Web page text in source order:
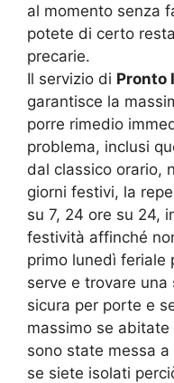
al momento senza
potete di certo
precarie.
Il servizio di Pronto
garantisce la
porre rimedio
problema, inclusi
dal classico orario,
giorni festivi, la
su 7, 24 ore su 24,
festività affinché
primo lunedì feriale
serve e trovare
sicura per porte e
massimo se
sono state messa
se siete isolati